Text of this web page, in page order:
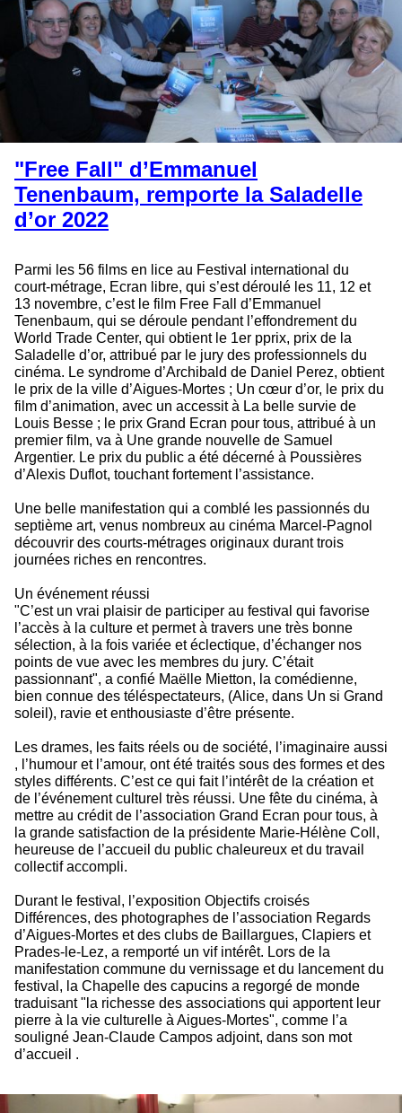
"Free Fall" d’Emmanuel
Tenenbaum, remporte la Saladelle
d’or 2022
Parmi les 56 films en lice au Festival international du
court-métrage, Ecran libre, qui s’est déroulé les 11, 12 et
13 novembre, c’est le film Free Fall d’Emmanuel
Tenenbaum, qui se déroule pendant l’effondrement du
World Trade Center, qui obtient le 1er pprix, prix de la
Saladelle d’or, attribué par le jury des professionnels du
cinéma. Le syndrome d’Archibald de Daniel Perez, obtient
le prix de la ville d’Aigues-Mortes ; Un cœur d’or, le prix du
film d’animation, avec un accessit à La belle survie de
Louis Besse ; le prix Grand Ecran pour tous, attribué à un
premier film, va à Une grande nouvelle de Samuel
Argentier. Le prix du public a été décerné à Poussières
d’Alexis Duflot, touchant fortement l’assistance.
Une belle manifestation qui a comblé les passionnés du
septième art, venus nombreux au cinéma Marcel-Pagnol
découvrir des courts-métrages originaux durant trois
journées riches en rencontres.
Un événement réussi
"C’est un vrai plaisir de participer au festival qui favorise
l’accès à la culture et permet à travers une très bonne
sélection, à la fois variée et éclectique, d’échanger nos
points de vue avec les membres du jury. C’était
passionnant", a confié Maëlle Mietton, la comédienne,
bien connue des téléspectateurs, (Alice, dans Un si Grand
soleil), ravie et enthousiaste d’être présente.
Les drames, les faits réels ou de société, l’imaginaire aussi
, l’humour et l’amour, ont été traités sous des formes et des
styles différents. C’est ce qui fait l’intérêt de la création et
de l’événement culturel très réussi. Une fête du cinéma, à
mettre au crédit de l’association Grand Ecran pour tous, à
la grande satisfaction de la présidente Marie-Hélène Coll,
heureuse de l’accueil du public chaleureux et du travail
collectif accompli.
Durant le festival, l’exposition Objectifs croisés
Différences, des photographes de l’association Regards
d’Aigues-Mortes et des clubs de Baillargues, Clapiers et
Prades-le-Lez, a remporté un vif intérêt. Lors de la
manifestation commune du vernissage et du lancement du
festival, la Chapelle des capucins a regorgé de monde
traduisant "la richesse des associations qui apportent leur
pierre à la vie culturelle à Aigues-Mortes", comme l’a
souligné Jean-Claude Campos adjoint, dans son mot
d’accueil .